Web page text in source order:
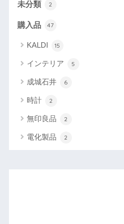
未分類 2
購入品 47
KALDI 15
インテリア 5
成城石井 6
時計 2
無印良品 2
電化製品 2